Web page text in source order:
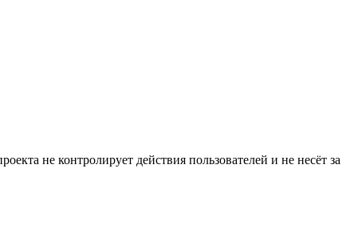
не контролирует действия пользователей и не несёт за